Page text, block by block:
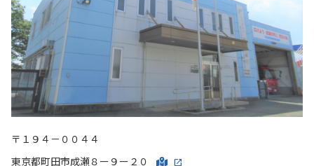
〒１９４－００４４
東京都町田市成瀬８ー９ー２０